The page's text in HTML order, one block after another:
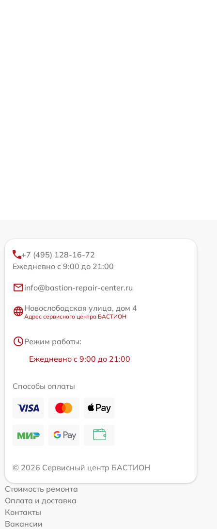
+7 (495) 128-16-72
Ежедневно с 9:00 до 21:00
info@bastion-repair-center.ru
Новослободская улица, дом 4
Адрес сервисного центра БАСТИОН
Режим работы:
Ежедневно с 9:00 до 21:00
Способы оплаты
© 2026 Сервисный центр БАСТИОН
Стоимость ремонта
Оплата и доставка
Контакты
Вакансии